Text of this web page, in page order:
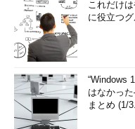
これだけ
に役立つ
“Windows
はなかっ
まとめ (1/